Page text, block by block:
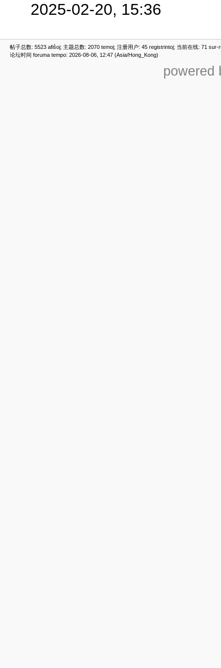
2025-02-20, 15:36
帖子总数: 5523 afiŝoj; 主题总数: 2070 temoj; 注册用户: 45 registrintoj; 当前在线: 71
论坛时间 foruma tempo: 2026-08-06, 12:47 (Asia/Hong_Kong)
powered